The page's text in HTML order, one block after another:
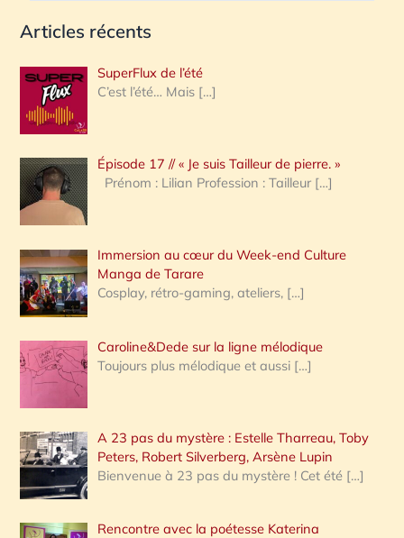
c
e
r
c
h
e
:
Articles récents
SuperFlux de l’été
C’est l’été… Mais […]
Épisode 17 // « Je suis Tailleur de pierre. »
Prénom : Lilian Profession : Tailleur […]
Immersion au cœur du Week-end Culture
Manga de Tarare
Cosplay, rétro-gaming, ateliers, […]
Caroline&Dede sur la ligne mélodique
Toujours plus mélodique et aussi […]
A 23 pas du mystère : Estelle Tharreau, Toby
Peters, Robert Silverberg, Arsène Lupin
Bienvenue à 23 pas du mystère ! Cet été […]
Rencontre avec la poétesse Katerina